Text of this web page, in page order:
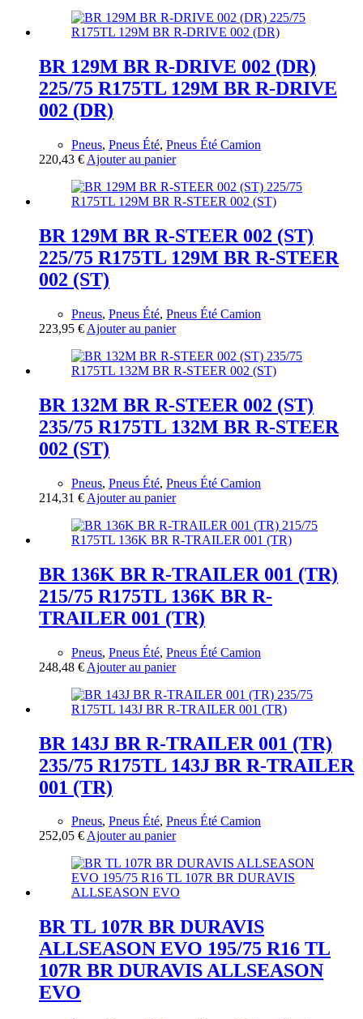
BR 129M BR R-DRIVE 002 (DR)
225/75 R175TL 129M BR R-DRIVE
002 (DR)
Pneus, Pneus Été, Pneus Été Camion
220,43 € Ajouter au panier
BR 129M BR R-STEER 002 (ST)
225/75 R175TL 129M BR R-STEER
002 (ST)
Pneus, Pneus Été, Pneus Été Camion
223,95 € Ajouter au panier
BR 132M BR R-STEER 002 (ST)
235/75 R175TL 132M BR R-STEER
002 (ST)
Pneus, Pneus Été, Pneus Été Camion
214,31 € Ajouter au panier
BR 136K BR R-TRAILER 001 (TR)
215/75 R175TL 136K BR R-
TRAILER 001 (TR)
Pneus, Pneus Été, Pneus Été Camion
248,48 € Ajouter au panier
BR 143J BR R-TRAILER 001 (TR)
235/75 R175TL 143J BR R-TRAILER
001 (TR)
Pneus, Pneus Été, Pneus Été Camion
252,05 €Ajouter au panier
BR TL 107R BR DURAVIS
ALLSEASON EVO 195/75 R16 TL
107R BR DURAVIS ALLSEASON
EVO